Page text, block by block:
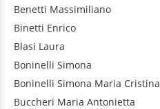
Benetti Massimiliano
Binetti Enrico
Blasi Laura
Boninelli Simona
Boninelli Simona Maria Cristina
Buccheri Maria Antonietta